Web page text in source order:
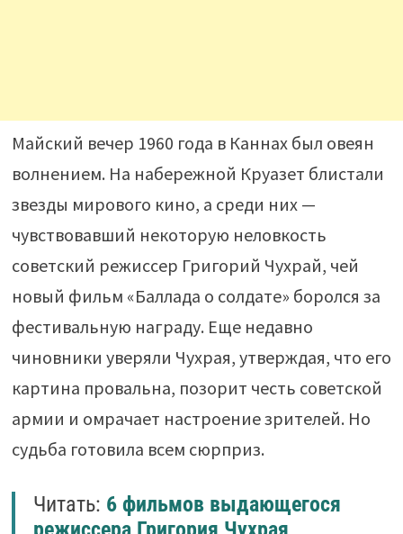
Майский вечер 1960 года в Каннах был овеян
волнением. На набережной Круазет блистали
звезды мирового кино, а среди них —
чувствовавший некоторую неловкость
советский режиссер Григорий Чухрай, чей
новый фильм «Баллада о солдате» боролся за
фестивальную награду. Еще недавно
чиновники уверяли Чухрая, утверждая, что его
картина провальна, позорит честь советской
армии и омрачает настроение зрителей. Но
судьба готовила всем сюрприз.
Читать: 6 фильмов выдающегося